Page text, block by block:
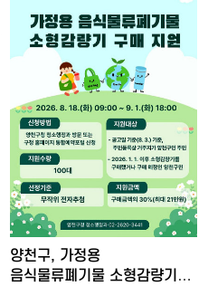
양천구, 가정용
음식물류폐기물 소형감량기